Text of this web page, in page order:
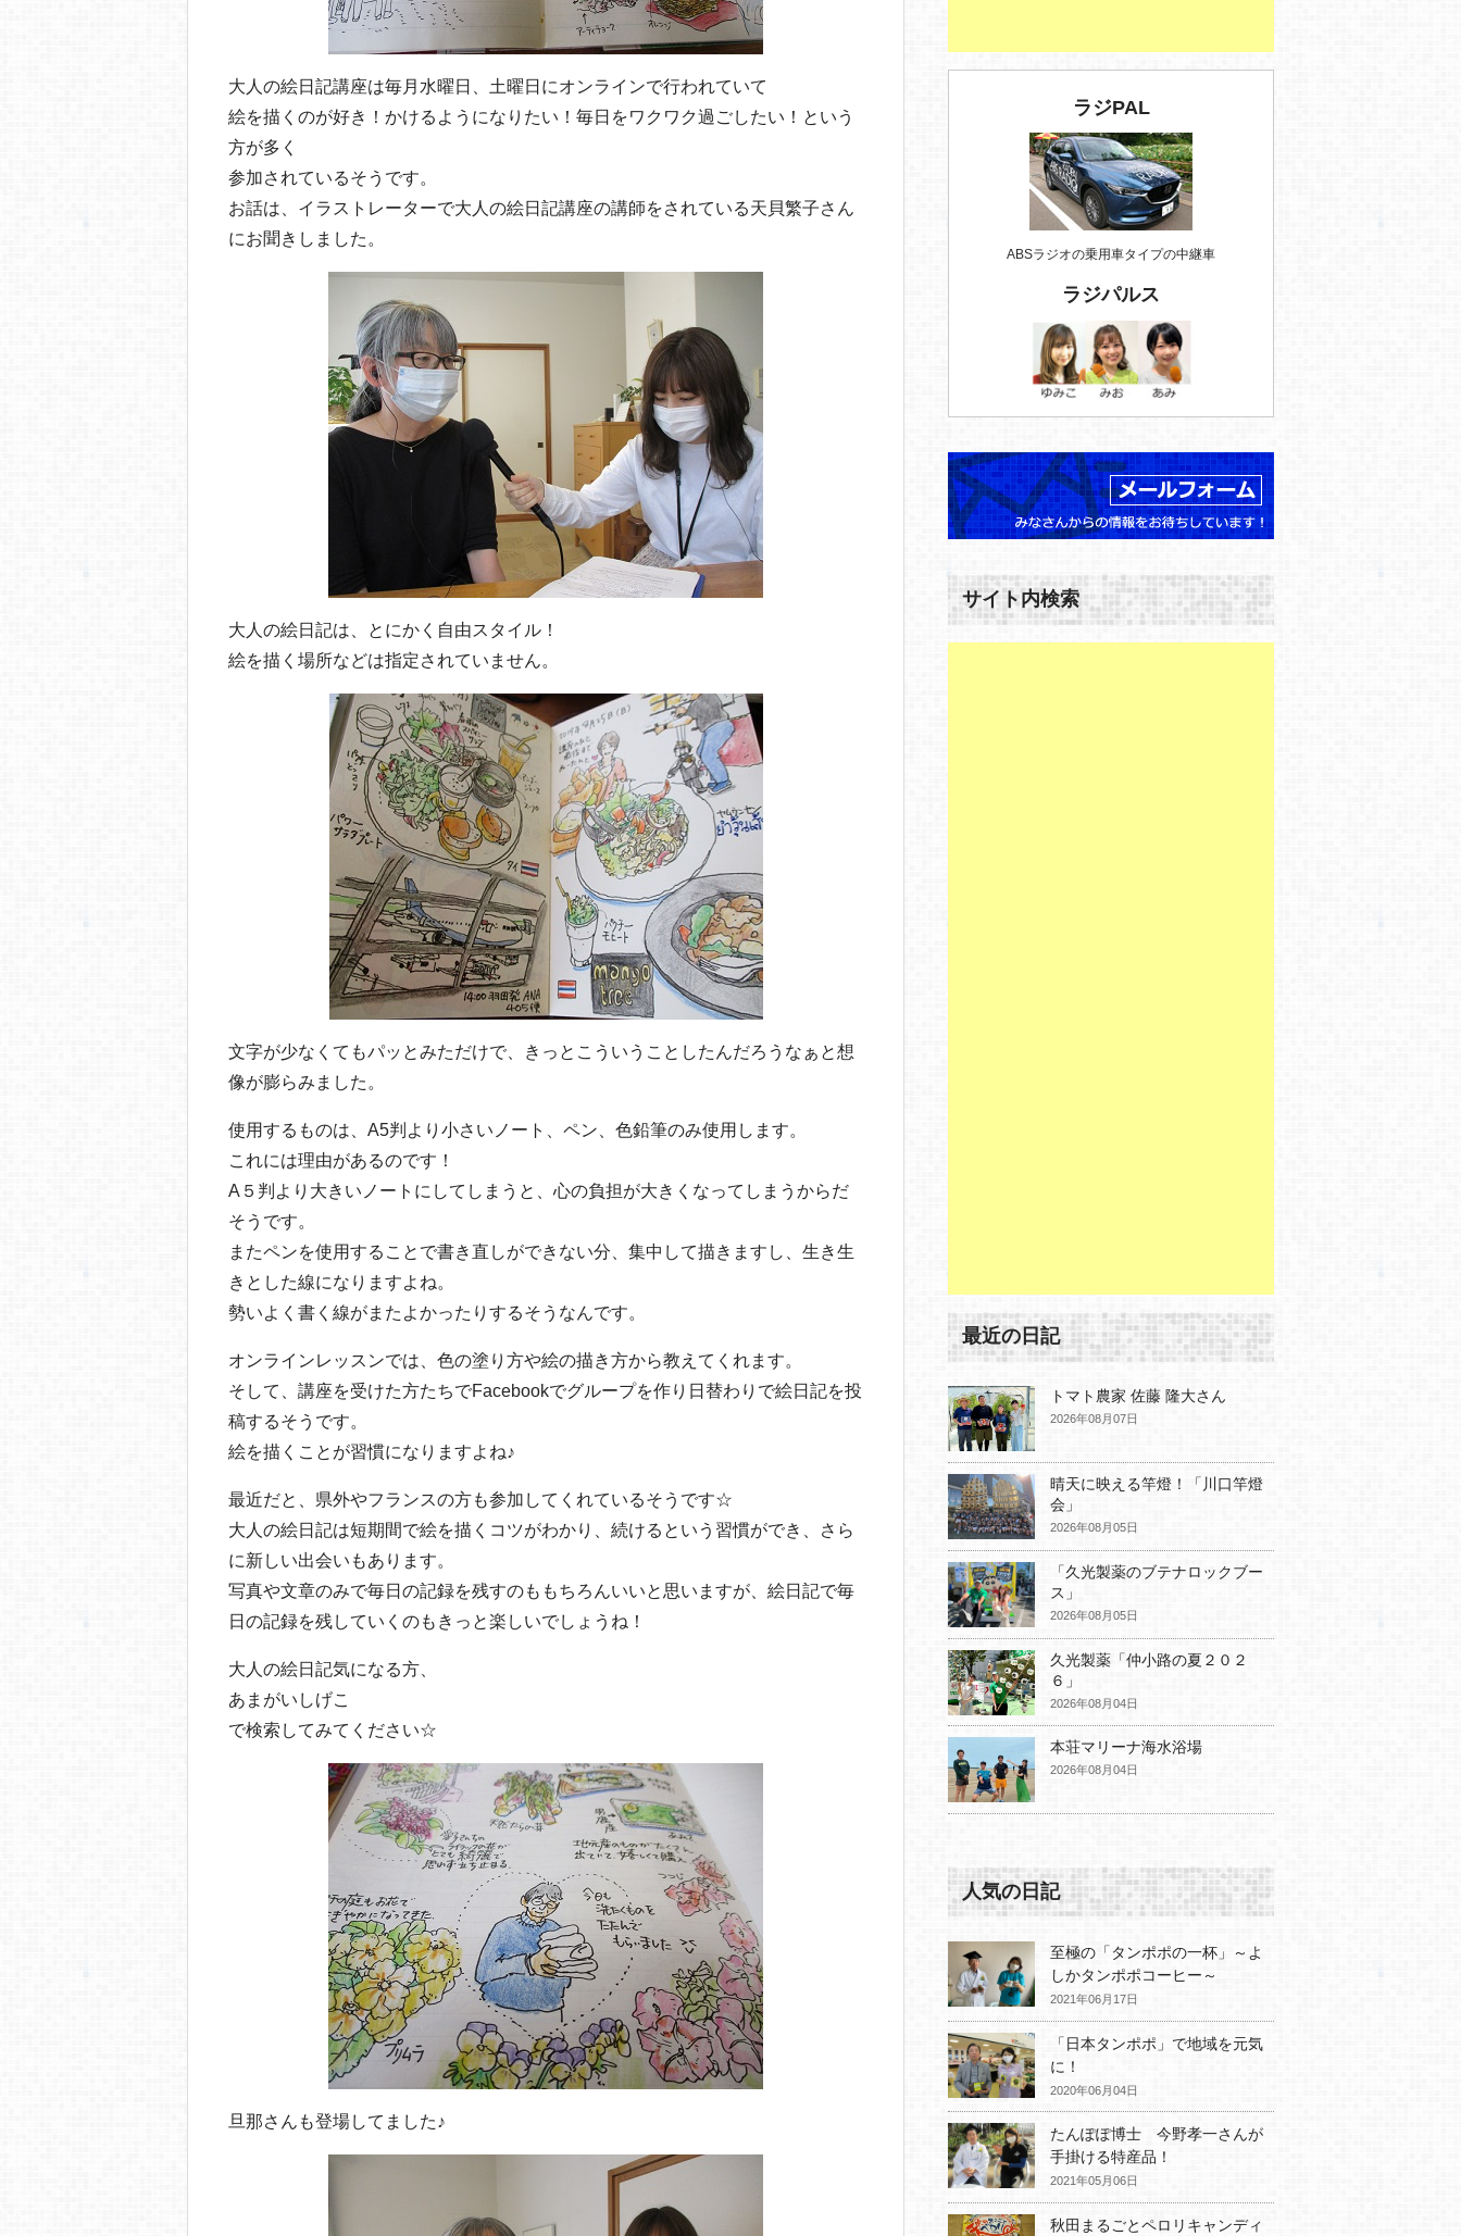
大人の絵日記講座は毎月水曜日、土曜日にオンラインで行われていて
絵を描くのが好き！かけるようになりたい！毎日をワクワク過ごしたい！という
方が多く
参加されているそうです。
お話は、イラストレーターで大人の絵日記講座の講師をされている天貝繁子さん
にお聞きしました。
大人の絵日記は、とにかく自由スタイル！
絵を描く場所などは指定されていません。
文字が少なくてもパッとみただけで、きっとこういうことしたんだろうなぁと想
像が膨らみました。
使用するものは、A5判より小さいノート、ペン、色鉛筆のみ使用します。
これには理由があるのです！
A５判より大きいノートにしてしまうと、心の負担が大きくなってしまうからだ
そうです。
またペンを使用することで書き直しができない分、集中して描きますし、生き生
きとした線になりますよね。
勢いよく書く線がまたよかったりするそうなんです。
オンラインレッスンでは、色の塗り方や絵の描き方から教えてくれます。
そして、講座を受けた方たちでFacebookでグループを作り日替わりで絵日記を投
稿するそうです。
絵を描くことが習慣になりますよね♪
最近だと、県外やフランスの方も参加してくれているそうです☆
大人の絵日記は短期間で絵を描くコツがわかり、続けるという習慣ができ、さら
に新しい出会いもあります。
写真や文章のみで毎日の記録を残すのももちろんいいと思いますが、絵日記で毎
日の記録を残していくのもきっと楽しいでしょうね！
大人の絵日記気になる方、
あまがいしげこ
で検索してみてください☆
旦那さんも登場してました♪
ラジPAL
ABSラジオの乗用車タイプの中継車
ラジパルス
サイト内検索
最近の日記
トマト農家 佐藤 隆大さん
2026年08月07日
晴天に映える竿燈！「川口竿燈
会」
2026年08月05日
「久光製薬のブテナロックブー
ス」
2026年08月05日
久光製薬「仲小路の夏２０２
６」
2026年08月04日
本荘マリーナ海水浴場
2026年08月04日
人気の日記
至極の「タンポポの一杯」～よ
しかタンポポコーヒー～
2021年06月17日
「日本タンポポ」で地域を元気
に！
2020年06月04日
たんぽぽ博士 今野孝一さんが
手掛ける特産品！
2021年05月06日
秋田まるごとペロリキャンディ